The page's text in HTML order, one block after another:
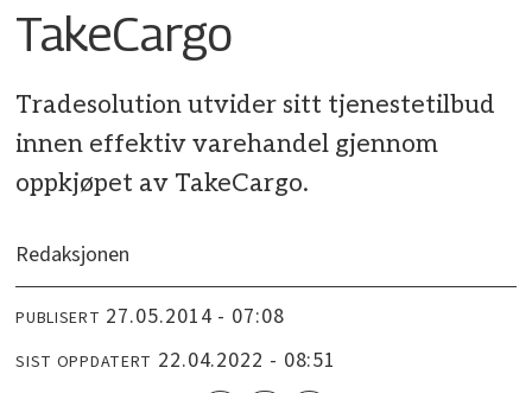
TakeCargo
Tradesolution utvider sitt tjenestetilbud
innen effektiv varehandel gjennom
oppkjøpet av TakeCargo.
Redaksjonen
PUBLISERT 27.05.2014 - 07:08
SIST OPPDATERT 22.04.2022 - 08:51